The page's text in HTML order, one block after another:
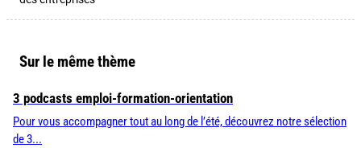
Sur le même thème
3 podcasts emploi-formation-orientation
Pour vous accompagner tout au long de l’été, découvrez notre sélection
de 3...